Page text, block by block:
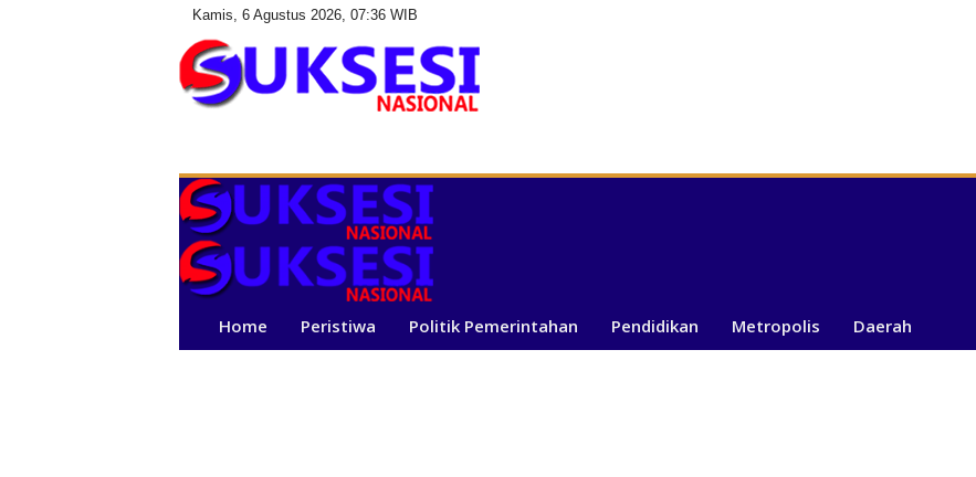
Kamis, 6 Agustus 2026, 07:36 WIB
s
e
i
N
i
Home Peristiwa Politik Pemerintahan Pendidikan Metropolis Daerah